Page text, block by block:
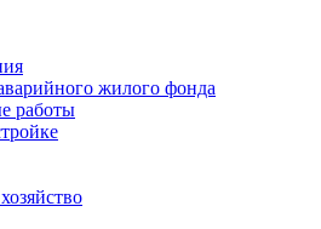
жилого фонда
работы